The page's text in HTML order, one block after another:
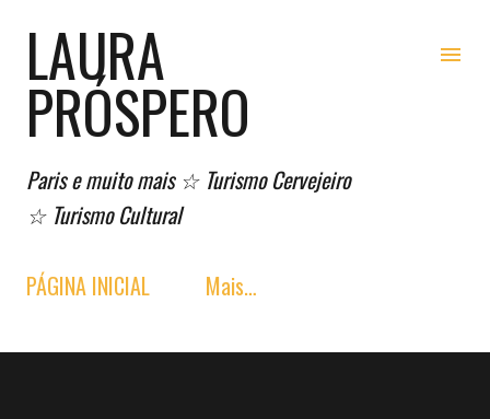
LAURA
PRÓSPERO
Paris e muito mais ☆ Turismo Cervejeiro
☆ Turismo Cultural
PÁGINA INICIAL Mais…